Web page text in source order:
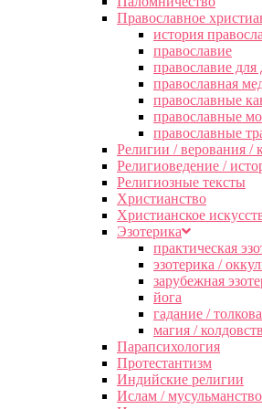
Православное
история
православие
православие для
православная
православные
православные
православные
Религии / верования /
Религиоведение /
Религиозные тексты
Христианство
Христианское
Эзотерика
практическая
эзотерика /
зарубежная
йога
гадание /
магия /
Парапсихология
Протестантизм
Индийские религии
Ислам / мусульманство